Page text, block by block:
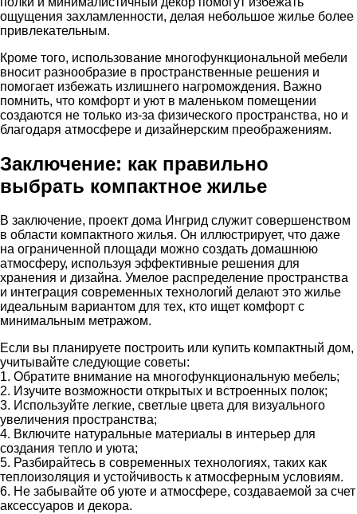
ощущения захламленности, делая небольшое жилье более
привлекательным.
Кроме того, использование многофункциональной мебели
вносит разнообразие в пространственные решения и
помогает избежать излишнего нагромождения. Важно
помнить, что комфорт и уют в маленьком помещении
создаются не только из-за физического пространства, но и
благодаря атмосфере и дизайнерским преображениям.
Заключение: как правильно
выбрать компактное жилье
В заключение, проект дома Ингрид служит совершенством
в области компактного жилья. Он иллюстрирует, что даже
на ограниченной площади можно создать домашнюю
атмосферу, используя эффективные решения для
хранения и дизайна. Умелое распределение пространства
и интеграция современных технологий делают это жилье
идеальным вариантом для тех, кто ищет комфорт с
минимальным метражом.
Если вы планируете построить или купить компактный дом,
учитывайте следующие советы:
1. Обратите внимание на многофункциональную мебель;
2. Изучите возможности открытых и встроенных полок;
3. Используйте легкие, светлые цвета для визуального
увеличения пространства;
4. Включите натуральные материалы в интерьер для
создания тепло и уюта;
5. Разбирайтесь в современных технологиях, таких как
теплоизоляция и устойчивость к атмосферным условиям.
6. Не забывайте об уюте и атмосфере, создаваемой за счет
аксессуаров и декора.